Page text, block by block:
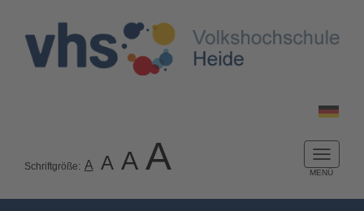
Schriftgröße: A A A A